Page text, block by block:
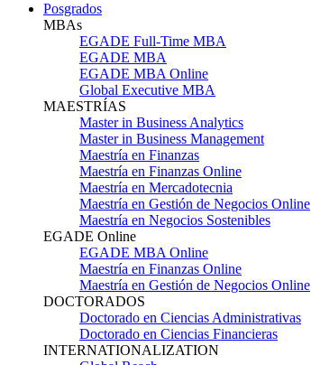
Posgrados
MBAs
EGADE Full-Time MBA
EGADE MBA
EGADE MBA Online
Global Executive MBA
MAESTRÍAS
Master in Business Analytics
Master in Business Management
Maestría en Finanzas
Maestría en Finanzas Online
Maestría en Mercadotecnia
Maestría en Gestión de Negocios Online
Maestría en Negocios Sostenibles
EGADE Online
EGADE MBA Online
Maestría en Finanzas Online
Maestría en Gestión de Negocios Online
DOCTORADOS
Doctorado en Ciencias Administrativas
Doctorado en Ciencias Financieras
INTERNATIONALIZATION